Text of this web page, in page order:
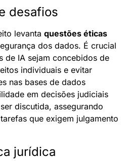
desafios
levanta questões éticas
dos dados. É crucial
de IA sejam concebidos de
individuais e evitar
nas bases de dados
em decisões judiciais
discutida, assegurando
que exigem julgamento
jurídica